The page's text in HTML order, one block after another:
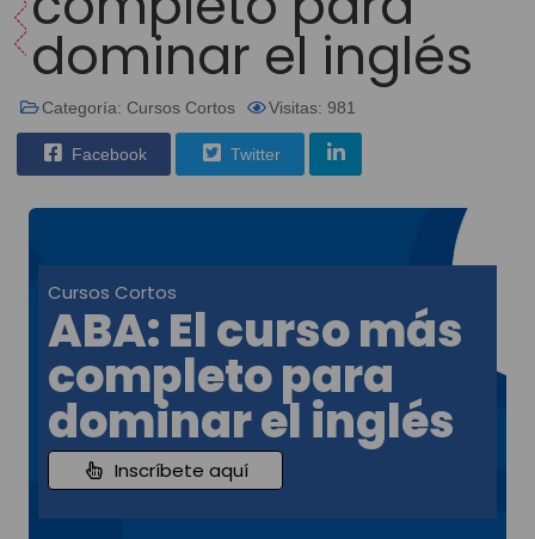
dominar el inglés
Categoría: Cursos Cortos Visitas: 981
Facebook Twitter
Cursos Cortos
ABA: El curso más
completo para
dominar el inglés
Inscríbete aquí